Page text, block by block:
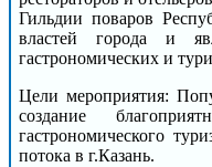
Гильдии поваров
властей города и
гастрономических и
Цели мероприятия:
создание
гастрономического
потока в г.Казань.